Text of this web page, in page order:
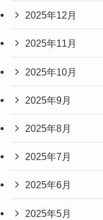
2025年12月
2025年11月
2025年10月
2025年9月
2025年8月
2025年7月
2025年6月
2025年5月